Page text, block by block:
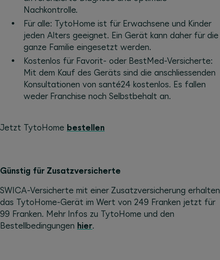
Nachkontrolle.
Für alle: TytoHome ist für Erwachsene und Kinder
jeden Alters geeignet. Ein Gerät kann daher für die
ganze Familie eingesetzt werden.
Kostenlos für Favorit- oder BestMed-Versicherte:
Mit dem Kauf des Geräts sind die anschliessenden
Konsultationen von santé24 kostenlos. Es fallen
weder Franchise noch Selbstbehalt an.
Jetzt TytoHome bestellen
Günstig für Zusatzversicherte
SWICA-Versicherte mit einer Zusatzversicherung erhalten
das TytoHome-Gerät im Wert von 249 Franken jetzt für
99 Franken. Mehr Infos zu TytoHome und den
Bestellbedingungen hier.